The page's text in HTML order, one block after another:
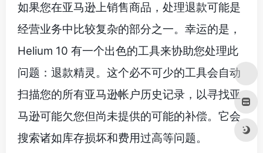
如果您在亚马逊上销售商品，处理退款可能是
经营业务中比较复杂的部分之一。幸运的是，
Helium 10 有一个出色的工具来协助您处理此
问题：退款精灵。这个必不可少的工具会自动
扫描您的所有亚马逊帐户历史记录，以寻找亚
马逊可能欠您但尚未提供的可能的补偿。它会
搜索诸如库存损坏和费用过高等问题。